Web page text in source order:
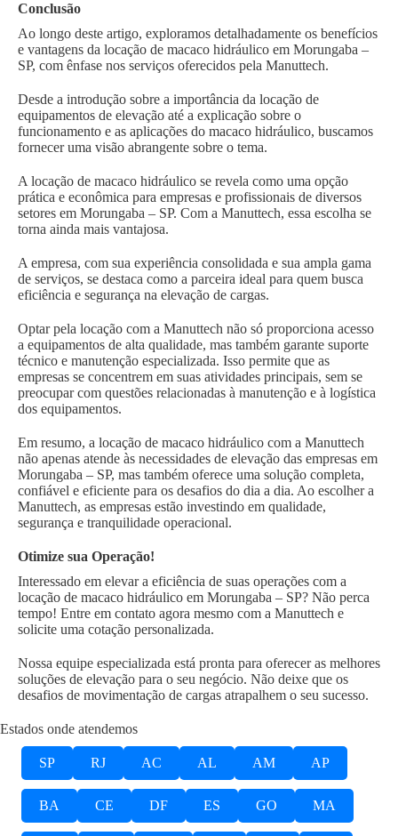
Conclusão
Ao longo deste artigo, exploramos detalhadamente os benefícios
e vantagens da locação de macaco hidráulico em Morungaba –
SP, com ênfase nos serviços oferecidos pela Manuttech.
Desde a introdução sobre a importância da locação de
equipamentos de elevação até a explicação sobre o
funcionamento e as aplicações do macaco hidráulico, buscamos
fornecer uma visão abrangente sobre o tema.
A locação de macaco hidráulico se revela como uma opção
prática e econômica para empresas e profissionais de diversos
setores em Morungaba – SP. Com a Manuttech, essa escolha se
torna ainda mais vantajosa.
A empresa, com sua experiência consolidada e sua ampla gama
de serviços, se destaca como a parceira ideal para quem busca
eficiência e segurança na elevação de cargas.
Optar pela locação com a Manuttech não só proporciona acesso
a equipamentos de alta qualidade, mas também garante suporte
técnico e manutenção especializada. Isso permite que as
empresas se concentrem em suas atividades principais, sem se
preocupar com questões relacionadas à manutenção e à logística
dos equipamentos.
Em resumo, a locação de macaco hidráulico com a Manuttech
não apenas atende às necessidades de elevação das empresas em
Morungaba – SP, mas também oferece uma solução completa,
confiável e eficiente para os desafios do dia a dia. Ao escolher a
Manuttech, as empresas estão investindo em qualidade,
segurança e tranquilidade operacional.
Otimize sua Operação!
Interessado em elevar a eficiência de suas operações com a
locação de macaco hidráulico em Morungaba – SP? Não perca
tempo! Entre em contato agora mesmo com a Manuttech e
solicite uma cotação personalizada.
Nossa equipe especializada está pronta para oferecer as melhores
soluções de elevação para o seu negócio. Não deixe que os
desafios de movimentação de cargas atrapalhem o seu sucesso.
Estados onde atendemos
SP RJ AC AL AM AP
BA CE DF ES GO MA